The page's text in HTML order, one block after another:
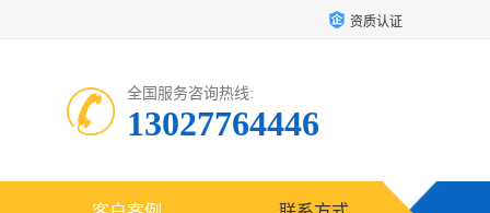
资质认证
全国服务咨询热线:
13027764446